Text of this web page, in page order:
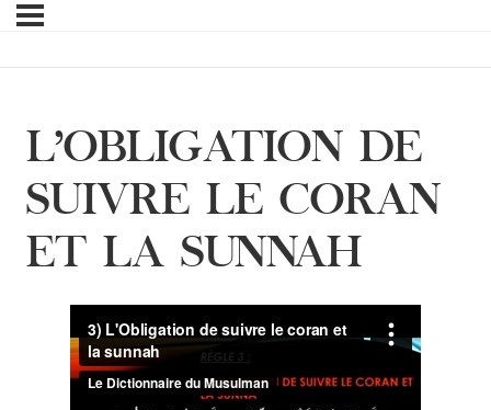
L’OBLIGATION DE
SUIVRE LE CORAN
ET LA SUNNAH